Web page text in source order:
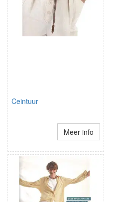
Ceintuur
Meer info